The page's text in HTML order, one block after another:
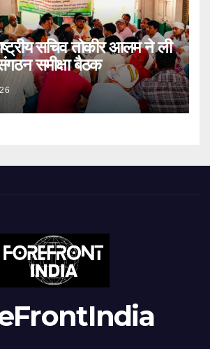
सचिव तोकीर आलम ने ली
समीक्षा बैठक